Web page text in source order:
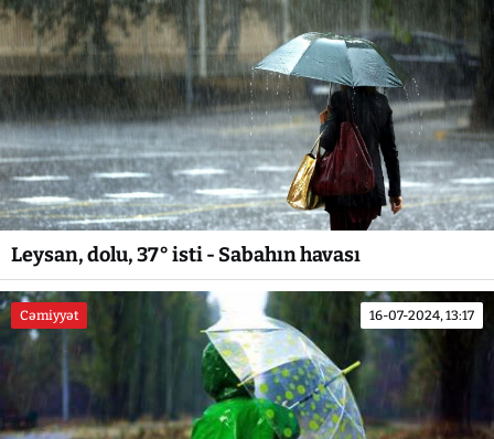
Leysan, dolu, 37° isti - Sabahın havası
Cəmiyyət 16-07-2024, 13:17